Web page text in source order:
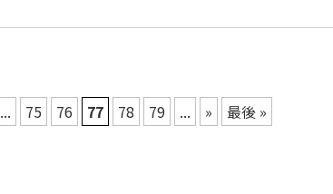
... 75 76 77 78 79 ... » 最後 »